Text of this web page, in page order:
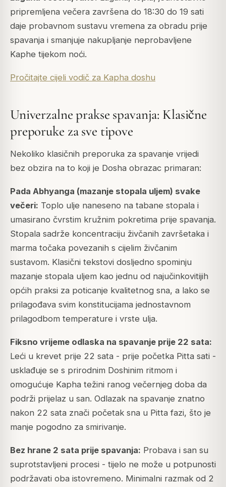
pripremljena večera završena do 18:30 do 19 sati
daje probavnom sustavu vremena za obradu prije
spavanja i smanjuje nakupljanje neprobavljene
Kaphe tijekom noći.
Pročitajte cijeli vodič za Kapha doshu
Univerzalne prakse spavanja: Klasične
preporuke za sve tipove
Nekoliko klasičnih preporuka za spavanje vrijedi
bez obzira na to koji je Dosha obrazac primaran:
Pada Abhyanga (mazanje stopala uljem) svake
večeri: Toplo ulje naneseno na tabane stopala i
umasirano čvrstim kružnim pokretima prije spavanja.
Stopala sadrže koncentraciju živčanih završetaka i
marma točaka povezanih s cijelim živčanim
sustavom. Klasični tekstovi dosljedno spominju
mazanje stopala uljem kao jednu od najučinkovitijih
općih praksi za poticanje kvalitetnog sna, a lako se
prilagođava svim konstitucijama jednostavnom
prilagodbom temperature i vrste ulja.
Fiksno vrijeme odlaska na spavanje prije 22 sata:
Leći u krevet prije 22 sata - prije početka Pitta sati -
usklađuje se s prirodnim Doshinim ritmom i
omogućuje Kapha težini ranog večernjeg doba da
podrži prijelaz u san. Odlazak na spavanje znatno
nakon 22 sata znači početak sna u Pitta fazi, što je
manje pogodno za smirivanje.
Bez hrane 2 sata prije spavanja: Probava i san su
suprotstavljeni procesi - tijelo ne može u potpunosti
podržavati oba istovremeno. Minimalni razmak od 2